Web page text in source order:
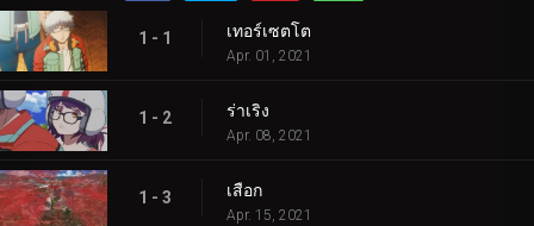
1 - 1 เทอร์เซตโต
Apr. 01, 2021
1 - 2 ร่าเริง
Apr. 08, 2021
1 - 3 เสือก
Apr. 15, 2021